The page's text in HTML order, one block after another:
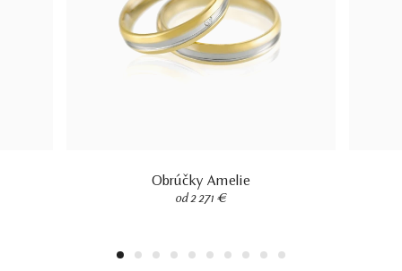
Obrúčky Amelie
od 2 271 €
1 2 3 4 5 6 7 8 9 10